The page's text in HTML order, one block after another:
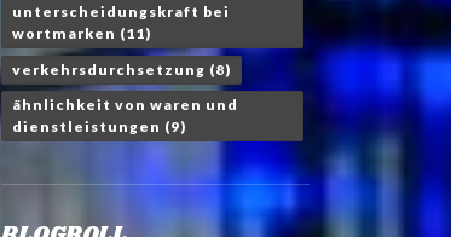
unterscheidungskraft bei
wortmarken (11)
verkehrsdurchsetzung (8)
ähnlichkeit von waren und
dienstleistungen (9)